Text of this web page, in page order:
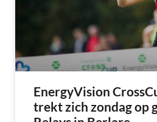
EnergyVision
trekt zich zondag op